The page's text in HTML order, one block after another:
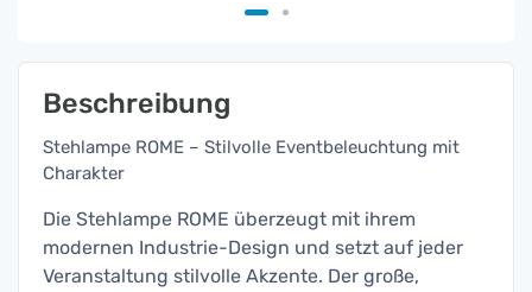
Beschreibung
Stehlampe ROME – Stilvolle Eventbeleuchtung mit
Charakter
Die Stehlampe ROME überzeugt mit ihrem
modernen Industrie-Design und setzt auf jeder
Veranstaltung stilvolle Akzente. Der große,